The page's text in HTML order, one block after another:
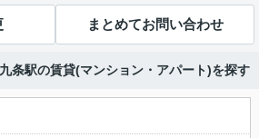
まとめてお問い合わせ
条駅の賃貸(マンション・アパート)を探す